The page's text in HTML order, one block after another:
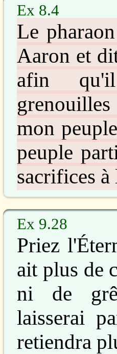
Ex 8.4
Le
Aaron et
afin
mon
peuple
sacrifices
Ex 9.28
Priez
ait plus de
ni de
laisserai
retiendra